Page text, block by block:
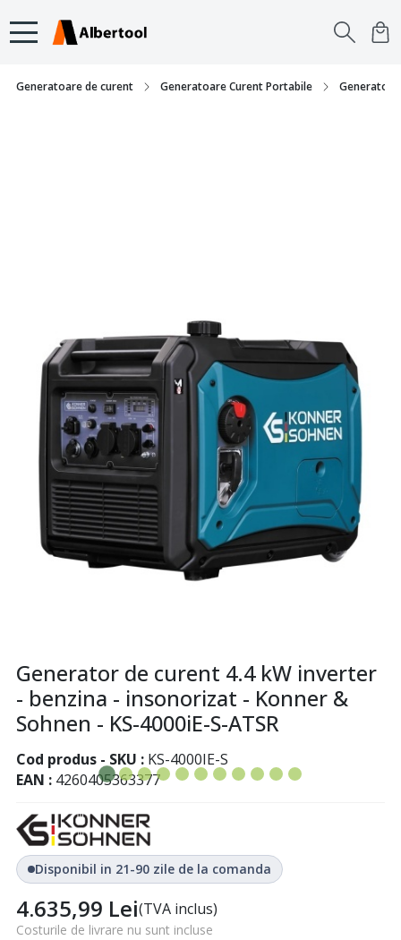
Generatoare de curent Generatoare Curent Portabile
Generator de curent 4.4 kW inverter
- benzina - insonorizat - Konner &
Sohnen - KS-4000iE-S-ATSR
Cod produs - SKU
KS-4000IE-S
EAN
4260405363377
Disponibil in 21-90 zile de la comanda
4.635,99 Lei(TVA inclus)
Costurile de livrare nu sunt incluse